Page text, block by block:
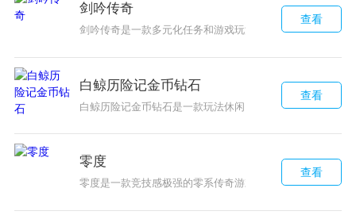
剑吟传奇
剑吟传奇是一款多元化任务和游戏玩法，有趣且具有挑战
查看
白鲸历险记金币钻石
白鲸历险记金币钻石是一款玩法休闲、关卡多样、武器种
查看
零度
零度是一款竞技感极强的零系传奇游戏，拥有多样化的角
查看